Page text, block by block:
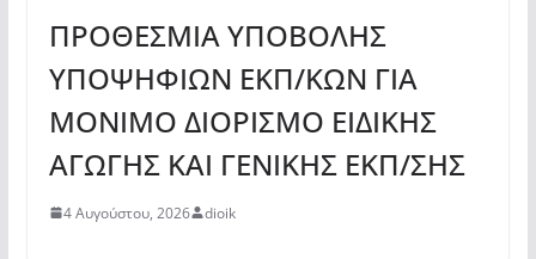
ΠΡΟΘΕΣΜΙΑ ΥΠΟΒΟΛΗΣ
ΥΠΟΨΗΦΙΩΝ ΕΚΠ/ΚΩΝ ΓΙΑ
ΜΟΝΙΜΟ ΔΙΟΡΙΣΜΟ ΕΙΔΙΚΗΣ
ΑΓΩΓΗΣ ΚΑΙ ΓΕΝΙΚΗΣ ΕΚΠ/ΣΗΣ
4 Αυγούστου, 2026 dioik